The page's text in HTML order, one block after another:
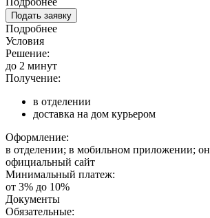
Подать заявку
Подробнее
Условия
Решение:
до 2 минут
Получение:
в отделении
доставка на дом курьером
Оформление:
в отделении; в мобильном приложении;
официальный сайт
Минимальный платеж:
от 3% до 10%
Документы
Обязательные: